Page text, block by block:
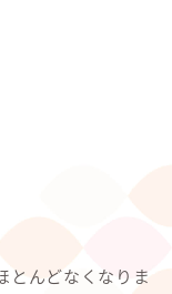
とんどなくなりま